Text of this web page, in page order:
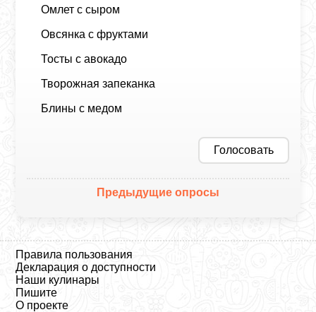
Омлет с сыром
Овсянка с фруктами
Тосты с авокадо
Творожная запеканка
Блины с медом
Голосовать
Предыдущие опросы
Правила пользования
Декларация о доступности
Наши кулинары
Пишите
О проекте